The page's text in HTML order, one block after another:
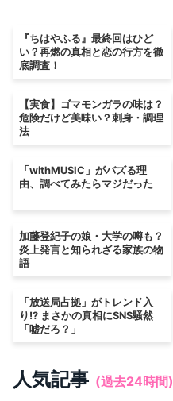
『ちはやふる』最終回はひど
い？再燃の真相と恋の行方を徹
底調査！
【実食】ゴマモンガラの味は？
危険だけど美味い？刺身・調理
法
「withMUSIC」がバズる理
由、調べてみたらマジだった
加藤登紀子の娘・大学の噂も？
炎上発言と知られざる家族の物
語
「放送局占拠」がトレンド入
り!? まさかの真相にSNS騒然
「嘘だろ？」
人気記事 (過去24時間)